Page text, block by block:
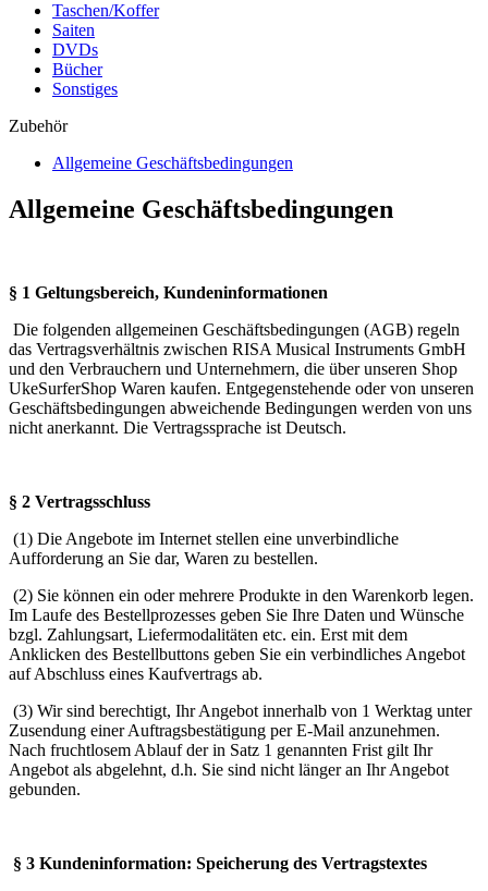
Taschen/Koffer
Saiten
DVDs
Bücher
Sonstiges
Zubehör
Allgemeine Geschäftsbedingungen
Allgemeine Geschäftsbedingungen
§ 1 Geltungsbereich, Kundeninformationen
Die folgenden allgemeinen Geschäftsbedingungen (AGB) regeln
das Vertragsverhältnis zwischen RISA Musical Instruments GmbH
und den Verbrauchern und Unternehmern, die über unseren Shop
UkeSurferShop Waren kaufen. Entgegenstehende oder von unseren
Geschäftsbedingungen abweichende Bedingungen werden von uns
nicht anerkannt. Die Vertragssprache ist Deutsch.
§ 2 Vertragsschluss
(1) Die Angebote im Internet stellen eine unverbindliche
Aufforderung an Sie dar, Waren zu bestellen.
(2) Sie können ein oder mehrere Produkte in den Warenkorb legen.
Im Laufe des Bestellprozesses geben Sie Ihre Daten und Wünsche
bzgl. Zahlungsart, Liefermodalitäten etc. ein. Erst mit dem
Anklicken des Bestellbuttons geben Sie ein verbindliches Angebot
auf Abschluss eines Kaufvertrags ab.
(3) Wir sind berechtigt, Ihr Angebot innerhalb von 1 Werktag unter
Zusendung einer Auftragsbestätigung per E-Mail anzunehmen.
Nach fruchtlosem Ablauf der in Satz 1 genannten Frist gilt Ihr
Angebot als abgelehnt, d.h. Sie sind nicht länger an Ihr Angebot
gebunden.
§ 3 Kundeninformation: Speicherung des Vertragstextes